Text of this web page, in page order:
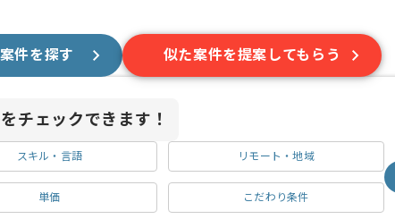
件を探す 似た案件を提案してもらう
チェックできます！
スキル・言語 リモート・地域
単価 こだわり条件